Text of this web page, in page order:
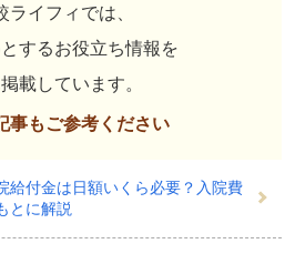
ライフィでは、
するお役立ち情報を
載しています。
事もご参考ください
給付金は日額いくら必要？入院費
とに解説